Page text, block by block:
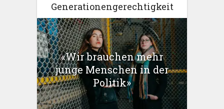
Generationengerechtigkeit
«Wir brauchen mehr
junge Menschen in der
Politik»